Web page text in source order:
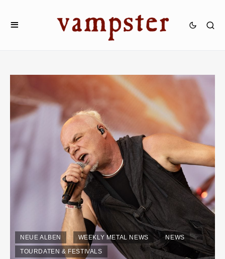
NEUE ALBEN WEEKLY METAL NEWS
NEWS
TOURDATEN & FESTIVALS